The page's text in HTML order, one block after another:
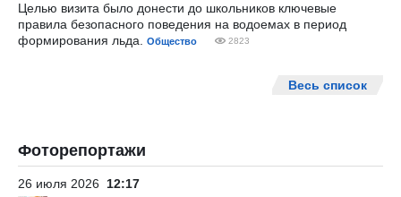
Целью визита было донести до школьников ключевые
правила безопасного поведения на водоемах в период
формирования льда.
Общество 2823
Весь список
Фоторепортажи
26 июля 2026 12:17